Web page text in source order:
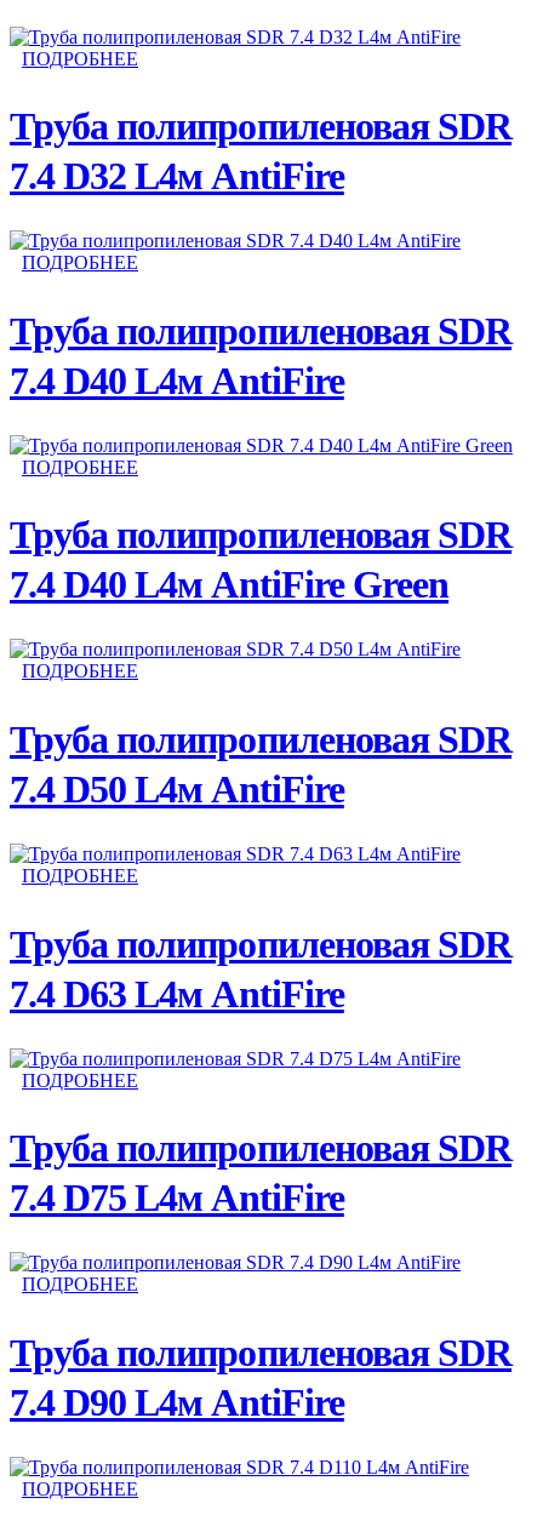
ПОДРОБНЕЕ
Труба полипропиленовая SDR
7.4 D32 L4м AntiFire
ПОДРОБНЕЕ
Труба полипропиленовая SDR
7.4 D40 L4м AntiFire
ПОДРОБНЕЕ
Труба полипропиленовая SDR
7.4 D40 L4м AntiFire Green
ПОДРОБНЕЕ
Труба полипропиленовая SDR
7.4 D50 L4м AntiFire
ПОДРОБНЕЕ
Труба полипропиленовая SDR
7.4 D63 L4м AntiFire
ПОДРОБНЕЕ
Труба полипропиленовая SDR
7.4 D75 L4м AntiFire
ПОДРОБНЕЕ
Труба полипропиленовая SDR
7.4 D90 L4м AntiFire
ПОДРОБНЕЕ